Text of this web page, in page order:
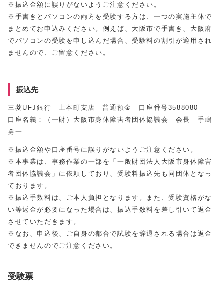
※振込金額に誤りがないようご注意ください。
※手書きとパソコンの両方を受験する方は、一つの実施主体で
まとめてお申込みください。例えば、大阪市で手書き、大阪府
でパソコンの受験を申し込んだ場合、受験料の割引が適用され
ませんので、ご留意ください。
振込先
三菱UFJ銀行 上本町支店 普通預金 口座番号3588080
口座名義：（一財）大阪市身体障害者団体協議会 会長 手嶋
勇一
※振込金額や口座番号に誤りがないようご注意ください。
※本事業は、事務作業の一部を「一般財団法人大阪市身体障害
者団体協議会」に依頼しており、受験料振込先も同団体となっ
ております。
※振込手数料は、ご本人負担となります。また、受験資格がな
い等返金が必要になった場合は、振込手数料を差し引いて返金
させていただきます。
※なお、申込後、ご自身の都合で試験を辞退される場合は返金
できませんのでご注意ください。
受験票